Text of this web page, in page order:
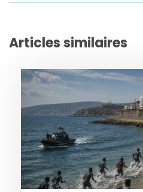
Articles similaires